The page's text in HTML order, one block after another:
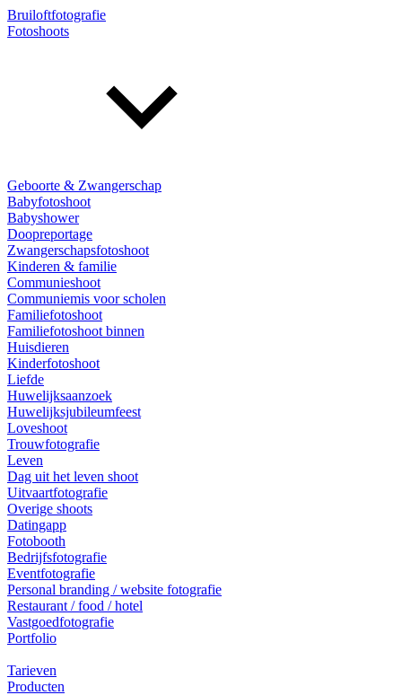
Bruiloftfotografie
Fotoshoots
Geboorte & Zwangerschap
Babyfotoshoot
Babyshower
Doopreportage
Zwangerschapsfotoshoot
Kinderen & familie
Communieshoot
Communiemis voor scholen
Familiefotoshoot
Familiefotoshoot binnen
Huisdieren
Kinderfotoshoot
Liefde
Huwelijksaanzoek
Huwelijksjubileumfeest
Loveshoot
Trouwfotografie
Leven
Dag uit het leven shoot
Uitvaartfotografie
Overige shoots
Datingapp
Fotobooth
Bedrijfsfotografie
Eventfotografie
Personal branding / website fotografie
Restaurant / food / hotel
Vastgoedfotografie
Portfolio
Tarieven
Producten